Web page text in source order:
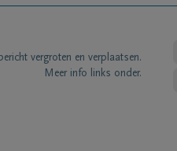
vergroten en verplaatsen.
Meer info links onder.